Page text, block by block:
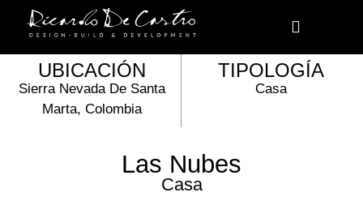
AÑO
2021
ÁREA
240 m2
UBICACIÓN
Sierra Nevada De Santa
Marta, Colombia
TIPOLOGÍA
Casa
Las Nubes
Casa